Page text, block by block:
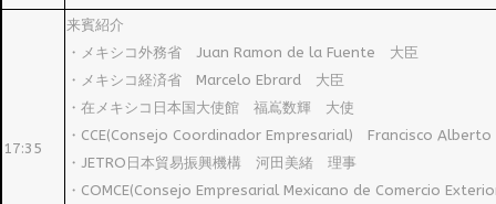
17:35
来賓紹介
・メキシコ外務省 Juan Ramon de la Fuente 大臣
・メキシコ経済省 Marcelo Ebrard 大臣
・在メキシコ日本国大使館 福嶌数輝 大使
・CCE(Consejo Coordinador Empresarial) Francisco
・JETRO日本貿易振興機構 河田美緒 理事
・COMCE(Consejo Empresarial Mexicano de Comercio